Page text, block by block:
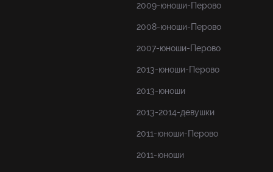
2009-юноши-Перово
2008-юноши-Перово
2007-юноши-Перово
2013-юноши-Перово
2013-юноши
2013-2014-девушки
2011-юноши-Перово
2011-юноши